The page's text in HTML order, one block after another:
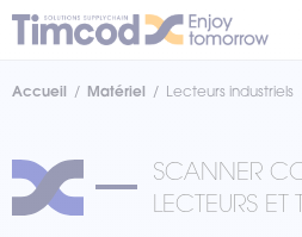
Accueil Matériel Lecteurs industriels
SCANNER
LECTEURS